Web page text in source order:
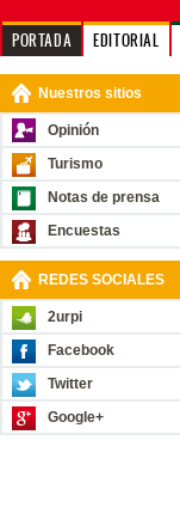
PORTADA EDITORIAL
Nuestros sitios
Opinión
Turismo
Notas de prensa
Encuestas
REDES SOCIALES
2urpi
Facebook
Twitter
Google+